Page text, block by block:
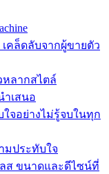
คล็ดลับจากผู้ขายตัว
หลากสไตล์
ำเสนอ
ใจอย่างไม่รู้จบในทุก
มประทับใจ
ส ขนาดและดีไซน์ที่